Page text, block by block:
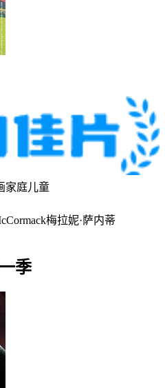
家庭儿童
梅拉妮·萨内蒂
季